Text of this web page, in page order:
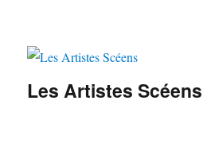
Les Artistes Scéens